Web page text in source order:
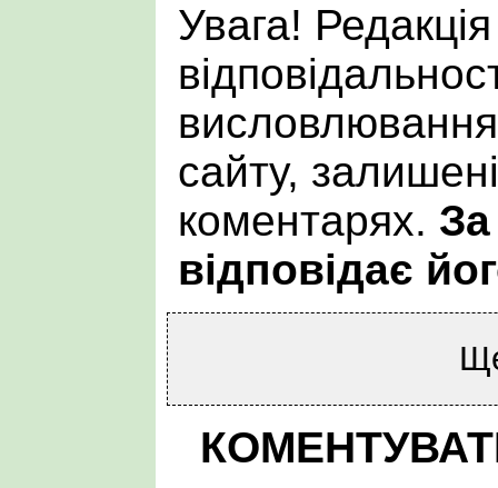
Увага!
висловлювання
сайту,
коментарях.
відповідає